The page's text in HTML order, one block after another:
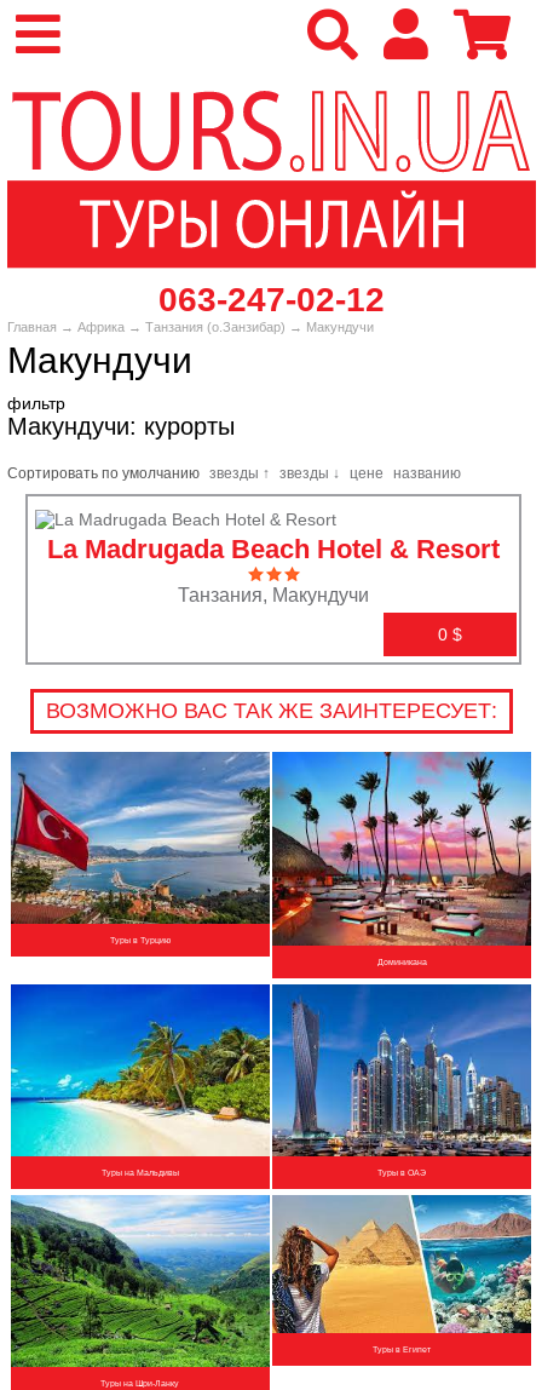
‎063-247-02-12
Главная → Африка→ Танзания (о.Занзибар) → Макундучи
Макундучи
фильтр
Макундучи: курорты
Сортировать по умолчанию звезды ↑ звезды ↓ цене названию
La Madrugada Beach Hotel & Resort
Танзания, Макундучи
0$
ВОЗМОЖНО ВАС ТАК ЖЕ ЗАИНТЕРЕСУЕТ:
Туры в Турцию
Доминикана
Туры на Мальдивы Туры в ОАЭ
Туры на Шри-Ланку
Туры в Египет